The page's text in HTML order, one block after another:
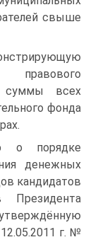
свыше
суммы всех
фонда
о порядке
денежных
кандидатов
Президента
г. №